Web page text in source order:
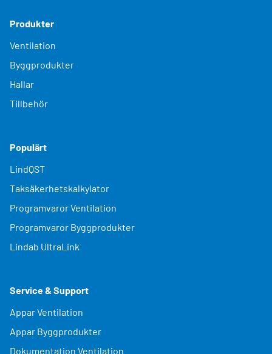
Produkter
Ventilation
Byggprodukter
Hallar
Tillbehör
Populärt
LindQST
Taksäkerhetskalkylator
Programvaror Ventilation
Programvaror Byggprodukter
Lindab UltraLink
Service & Support
Appar Ventilation
Appar Byggprodukter
Dokumentation Ventilation